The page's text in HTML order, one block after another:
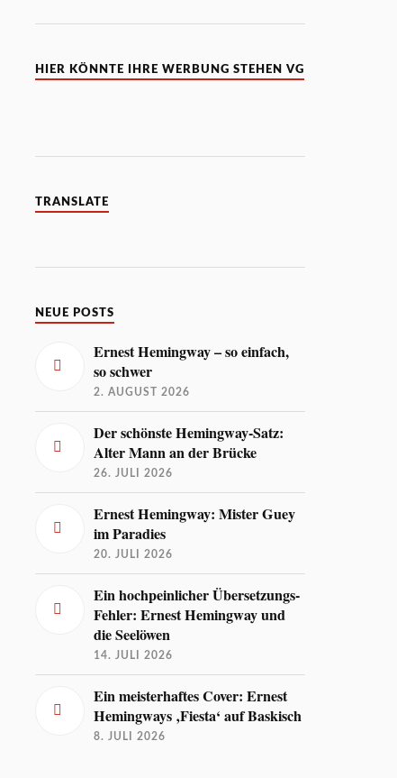
HIER KÖNNTE IHRE WERBUNG STEHEN VG
TRANSLATE
NEUE POSTS
Ernest Hemingway – so einfach,
so schwer
2. AUGUST 2026
Der schönste Hemingway-Satz:
Alter Mann an der Brücke
26. JULI 2026
Ernest Hemingway: Mister Guey
im Paradies
20. JULI 2026
Ein hochpeinlicher Übersetzungs-
Fehler: Ernest Hemingway und
die Seelöwen
14. JULI 2026
Ein meisterhaftes Cover: Ernest
Hemingways ‚Fiesta‘ auf Baskisch
8. JULI 2026